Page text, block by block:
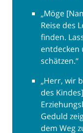
„Möge
Reise des
finden.
entdecken
schätzen.“
„Herr, wir
des
Geduld
dem Weg